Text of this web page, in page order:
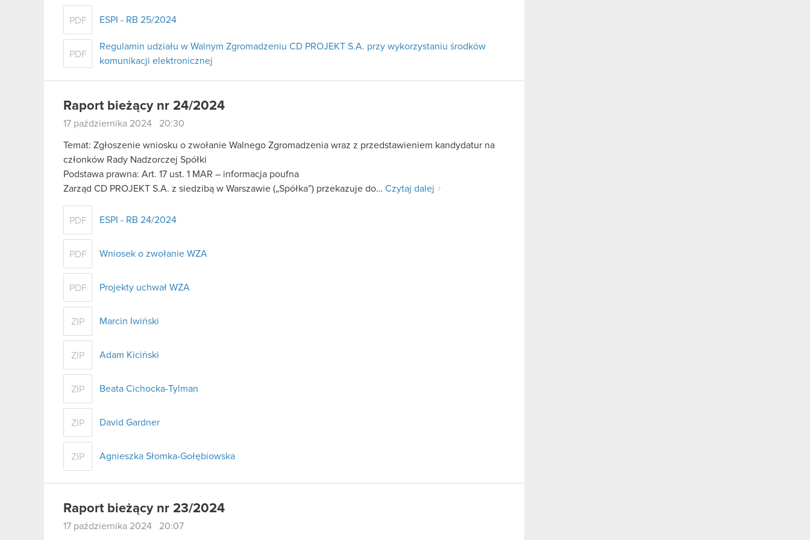
PDF ESPI - RB 25/2024
PDF
Regulamin udziału w Walnym Zgromadzeniu CD PROJEKT S.A. przy wykorzystaniu środków
komunikacji elektronicznej
Raport bieżący nr 24/2024
17 października 2024 20:30
Temat: Zgłoszenie wniosku o zwołanie Walnego Zgromadzenia wraz z przedstawieniem kandydatur na
członków Rady Nadzorczej Spółki
Podstawa prawna: Art. 17 ust. 1 MAR – informacja poufna
Zarząd CD PROJEKT S.A. z siedzibą w Warszawie („Spółka”) przekazuje do… Czytaj dalej
PDF ESPI - RB 24/2024
PDF Wniosek o zwołanie WZA
PDF Projekty uchwał WZA
ZIP Marcin Iwiński
ZIP Adam Kiciński
ZIP Beata Cichocka-Tylman
ZIP David Gardner
ZIP Agnieszka Słomka-Gołębiowska
Raport bieżący nr 23/2024
17 października 2024 20:07